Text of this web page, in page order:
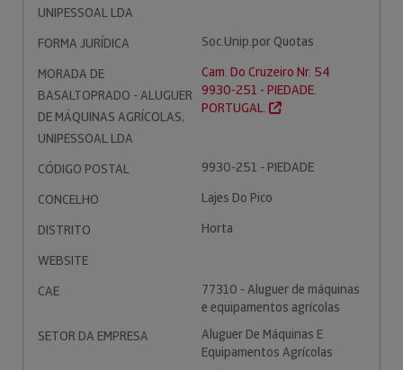
UNIPESSOAL LDA
FORMA JURÍDICA
Soc.Unip.por Quotas
MORADA DE
BASALTOPRADO - ALUGUER
DE MÁQUINAS AGRÍCOLAS,
UNIPESSOAL LDA
Cam. Do Cruzeiro Nr. 54
9930-251 - PIEDADE.
PORTUGAL.
CÓDIGO POSTAL
9930-251 - PIEDADE
CONCELHO
Lajes Do Pico
DISTRITO
Horta
WEBSITE
CAE
77310 - Aluguer de máquinas
e equipamentos agrícolas
SETOR DA EMPRESA
Aluguer De Máquinas E
Equipamentos Agrícolas